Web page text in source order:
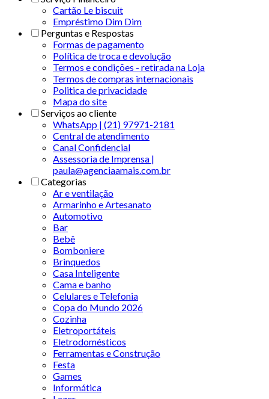
Cartão Le biscuit
Empréstimo Dim Dim
Perguntas e Respostas
Formas de pagamento
Política de troca e devolução
Termos e condições - retirada na Loja
Termos de compras internacionais
Politica de privacidade
Mapa do site
Serviços ao cliente
WhatsApp | (21) 97971-2181
Central de atendimento
Canal Confidencial
Assessoria de Imprensa |
paula@agenciaamais.com.br
Categorias
Ar e ventilação
Armarinho e Artesanato
Automotivo
Bar
Bebê
Bomboniere
Brinquedos
Casa Inteligente
Cama e banho
Celulares e Telefonia
Copa do Mundo 2026
Cozinha
Eletroportáteis
Eletrodomésticos
Ferramentas e Construção
Festa
Games
Informática